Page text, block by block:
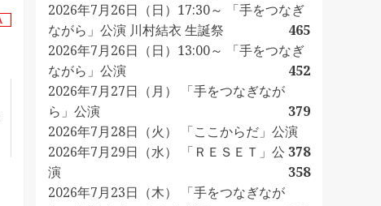
2026年7月26日（日）17:30～ 「手をつなぎ
ながら」公演 川村結衣 生誕祭
465
2026年7月26日（日）13:00～ 「手をつなぎ
ながら」公演
452
2026年7月27日（月） 「手をつなぎなが
ら」公演
379
2026年7月28日（火） 「ここからだ」公演
378
2026年7月29日（水） 「ＲＥＳＥＴ」公
演
358
2026年7月23日（木） 「手をつなぎなが